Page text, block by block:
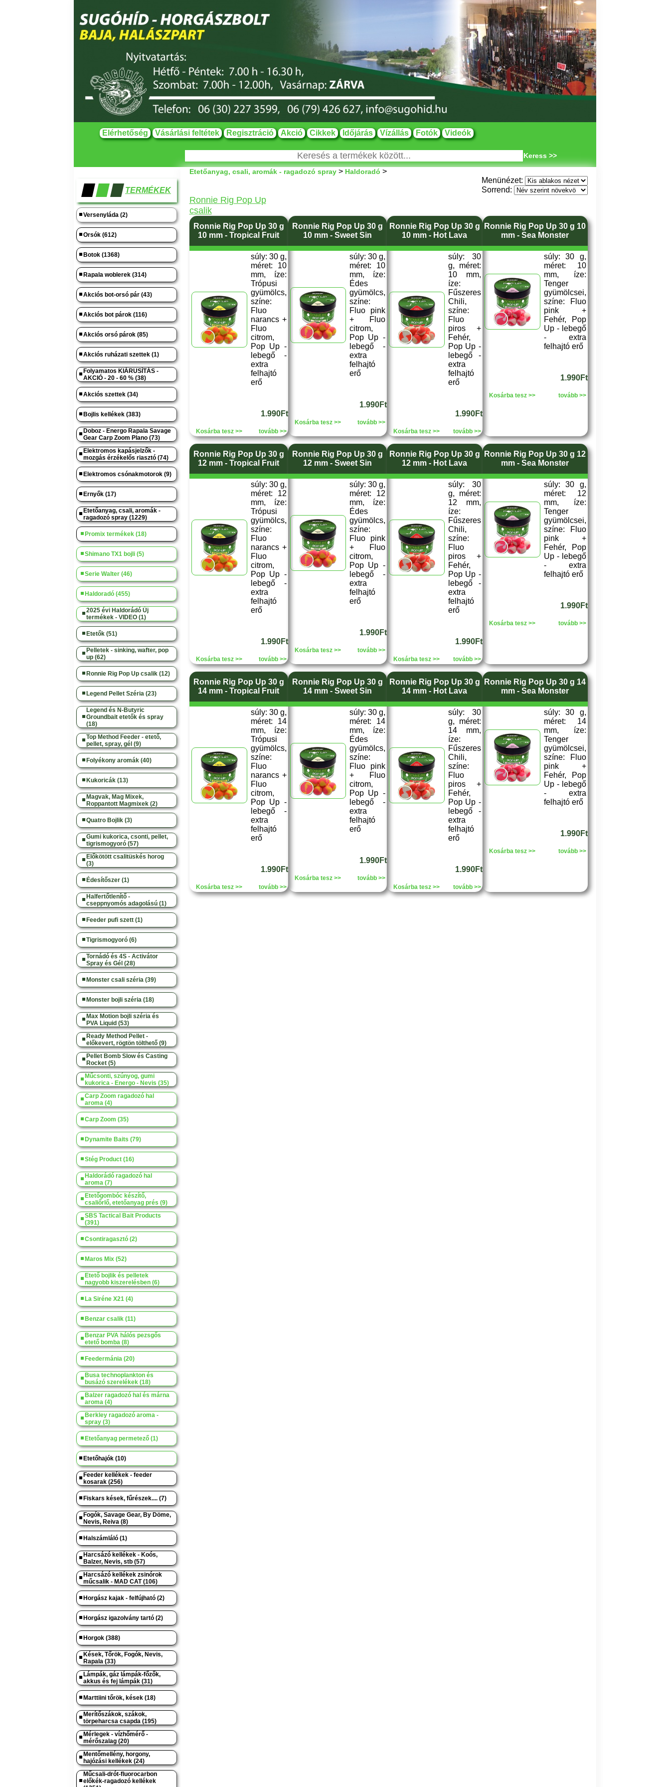
Elérhetőség Vásárlási feltétek Regisztráció Akció Cikkek Időjárás Vízállás Fotók Videók
Keress >>
TERMÉKEK
Versenyláda (2)
Orsók (612)
Botok (1368)
Rapala woblerek (314)
Akciós bot-orsó pár (43)
Akciós bot párok (116)
Akciós orsó párok (85)
Akciós ruházati szettek (1)
Folyamatos KIÁRUSÍTÁS -
AKCIÓ - 20 - 60 % (38)
Akciós szettek (34)
Bojlis kellékek (383)
Doboz - Energo Rapala Savage
Gear Carp Zoom Plano (73)
Elektromos kapásjelzők -
mozgás érzékelős riasztó (74)
Elektromos csónakmotorok (9)
Ernyők (17)
Etetőanyag, csali, aromák -
ragadozó spray (1229)
Promix termékek (18)
Shimano TX1 bojli (5)
Serie Walter (46)
Haldoradó (455)
2025 évi Haldorádó Új
termékek - VIDEO (1)
Etetők (51)
Pelletek - sinking, wafter, pop
up (62)
Ronnie Rig Pop Up csalik (12)
Legend Pellet Széria (23)
Legend és N-Butyric
Groundbait etetők és spray
(18)
Top Method Feeder - etető,
pellet, spray, gél (9)
Folyékony aromák (40)
Kukoricák (13)
Magvak, Mag Mixek,
Roppantott Magmixek (2)
Quatro Bojlik (3)
Gumi kukorica, csonti, pellet,
tigrismogyoró (57)
Előkötött csalitüskés horog
(3)
Édesítőszer (1)
Halfertőtlenítő -
cseppnyomós adagolású (1)
Feeder pufi szett (1)
Tigrismogyoró (6)
Tornádó és 4S - Activátor
Spray és Gél (28)
Monster csali széria (39)
Monster bojli széria (18)
Max Motion bojli széria és
PVA Liquid (53)
Ready Method Pellet -
előkevert, rögtön tölthető (9)
Pellet Bomb Slow és Casting
Rocket (5)
Műcsonti, szúnyog, gumi
kukorica - Energo - Nevis (35)
Carp Zoom ragadozó hal
aroma (4)
Carp Zoom (35)
Dynamite Baits (79)
Stég Product (16)
Haldorádó ragadozó hal
aroma (7)
Etetőgombóc készítő,
csaliőrlő, etetőanyag prés (9)
SBS Tactical Bait Products
(391)
Csontiragasztó (2)
Maros Mix (52)
Etető bojlik és pelletek
nagyobb kiszerelésben (6)
La Siréne X21 (4)
Benzar csalik (11)
Benzar PVA hálós pezsgős
etető bomba (8)
Feedermánia (20)
Busa technoplankton és
busázó szerelékek (18)
Balzer ragadozó hal és márna
aroma (4)
Berkley ragadozó aroma -
spray (3)
Etetőanyag permetező (1)
Etetőhajók (10)
Feeder kellékek - feeder
kosarak (256)
Fiskars kések, fűrészek.... (7)
Fogók, Savage Gear, By Döme,
Nevis, Reiva (8)
Halszámláló (1)
Harcsázó kellékek - Koós,
Balzer, Nevis, stb (57)
Harcsázó kellékek zsinórok
műcsalik - MAD CAT (106)
Horgász kajak - felfújható (2)
Horgász igazolvány tartó (2)
Horgok (388)
Kések, Tőrök, Fogók, Nevis,
Rapala (33)
Lámpák, gáz lámpák-főzők,
akkus és fej lámpák (31)
Marttiini tőrök, kések (18)
Merítőszákok, szákok,
törpeharcsa csapda (195)
Mérlegek - vízhőmérő -
mérőszalag (20)
Mentőmellény, horgony,
hajózási kellékek (24)
Műcsali-drót-fluorocarbon
előkék-ragadozó kellékek
Etetőanyag, csali, aromák - ragadozó spray> Haldoradó >
Menünézet:
Sorrend:
Ronnie Rig Pop Up
csalik
Ronnie Rig Pop Up 30 g
10 mm - Tropical Fruit
súly: 30 g,
méret: 10
mm, íze:
Trópusi
gyümölcs,
színe:
Fluo
narancs +
Fluo
citrom,
Pop Up -
lebegő -
extra
felhajtó
erő
1.990Ft
Kosárba tesz >> tovább >>
Ronnie Rig Pop Up 30 g
10 mm - Sweet Sin
súly: 30 g,
méret: 10
mm, íze:
Édes
gyümölcs,
színe:
Fluo pink
+ Fluo
citrom,
Pop Up -
lebegő -
extra
felhajtó
erő
1.990Ft
Kosárba tesz >> tovább >>
Ronnie Rig Pop Up 30 g
10 mm - Hot Lava
súly: 30
g, méret:
10 mm,
íze:
Fűszeres
Chili,
színe:
Fluo
piros +
Fehér,
Pop Up -
lebegő -
extra
felhajtó
erő
1.990Ft
Kosárba tesz >> tovább >>
Ronnie Rig Pop Up 30 g 10
mm - Sea Monster
súly: 30 g,
méret: 10
mm, íze:
Tenger
gyümölcsei,
színe: Fluo
pink +
Fehér, Pop
Up - lebegő
- extra
felhajtó erő
1.990Ft
Kosárba tesz >> tovább >>
Ronnie Rig Pop Up 30 g
12 mm - Tropical Fruit
súly: 30 g,
méret: 12
mm, íze:
Trópusi
gyümölcs,
színe:
Fluo
narancs +
Fluo
citrom,
Pop Up -
lebegő -
extra
felhajtó
erő
1.990Ft
Kosárba tesz >> tovább >>
Ronnie Rig Pop Up 30 g
12 mm - Sweet Sin
súly: 30 g,
méret: 12
mm, íze:
Édes
gyümölcs,
színe:
Fluo pink
+ Fluo
citrom,
Pop Up -
lebegő -
extra
felhajtó
erő
1.990Ft
Kosárba tesz >> tovább >>
Ronnie Rig Pop Up 30 g
12 mm - Hot Lava
súly: 30
g, méret:
12 mm,
íze:
Fűszeres
Chili,
színe:
Fluo
piros +
Fehér,
Pop Up -
lebegő -
extra
felhajtó
erő
1.990Ft
Kosárba tesz >> tovább >>
Ronnie Rig Pop Up 30 g 12
mm - Sea Monster
súly: 30 g,
méret: 12
mm, íze:
Tenger
gyümölcsei,
színe: Fluo
pink +
Fehér, Pop
Up - lebegő
- extra
felhajtó erő
1.990Ft
Kosárba tesz >> tovább >>
Ronnie Rig Pop Up 30 g
14 mm - Tropical Fruit
súly: 30 g,
méret: 14
mm, íze:
Trópusi
gyümölcs,
színe:
Fluo
narancs +
Fluo
citrom,
Pop Up -
lebegő -
extra
felhajtó
erő
1.990Ft
Kosárba tesz >> tovább >>
Ronnie Rig Pop Up 30 g
14 mm - Sweet Sin
súly: 30 g,
méret: 14
mm, íze:
Édes
gyümölcs,
színe:
Fluo pink
+ Fluo
citrom,
Pop Up -
lebegő -
extra
felhajtó
erő
1.990Ft
Kosárba tesz >> tovább >>
Ronnie Rig Pop Up 30 g
14 mm - Hot Lava
súly: 30
g, méret:
14 mm,
íze:
Fűszeres
Chili,
színe:
Fluo
piros +
Fehér,
Pop Up -
lebegő -
extra
felhajtó
erő
1.990Ft
Kosárba tesz >> tovább >>
Ronnie Rig Pop Up 30 g 14
mm - Sea Monster
súly: 30 g,
méret: 14
mm, íze:
Tenger
gyümölcsei,
színe: Fluo
pink +
Fehér, Pop
Up - lebegő
- extra
felhajtó erő
1.990Ft
Kosárba tesz >> tovább >>